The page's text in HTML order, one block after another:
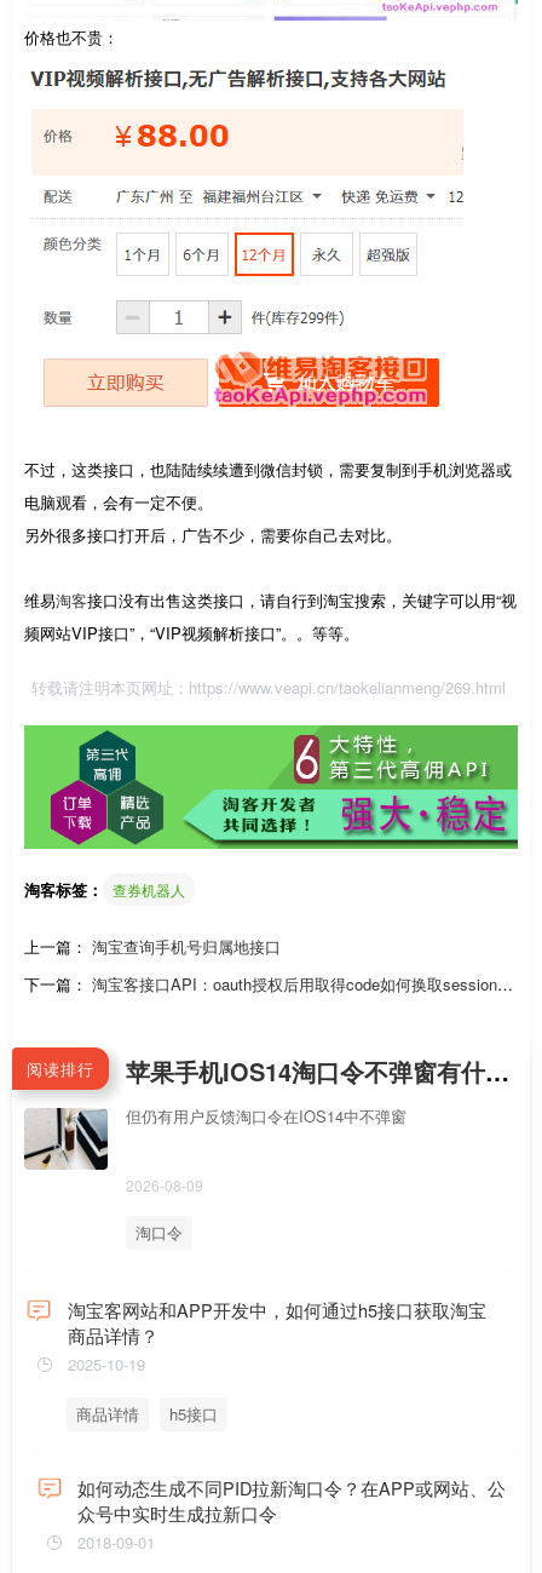
价格也不贵：
不过，这类接口，也陆陆续续遭到微信封锁，需要复制到手机浏览器或
电脑观看，会有一定不便。
另外很多接口打开后，广告不少，需要你自己去对比。
维易淘客接口没有出售这类接口，请自行到淘宝搜索，关键字可以用“视
频网站VIP接口”，“VIP视频解析接口”。。等等。
转载请注明本页网址： https://www.veapi.cn/taokelianmeng/269.html
淘客标签： 查券机器人
上一篇： 淘宝查询手机号归属地接口
下一篇： 淘宝客接口API：oauth授权后用取得code如何换取sessionke
阅读排行 苹果手机IOS14淘口令不弹窗有什么解决办法？
但仍有用户反馈淘口令在IOS14中不弹窗
2026-08-09
淘口令
淘宝客网站和APP开发中，如何通过h5接口获取淘宝
商品详情？
2025-10-19
商品详情 h5接口
如何动态生成不同PID拉新淘口令？在APP或网站、公
众号中实时生成拉新口令
2018-09-01